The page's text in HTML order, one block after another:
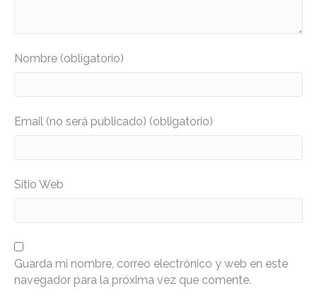
Nombre (obligatorio)
Email (no será publicado) (obligatorio)
Sitio Web
Guarda mi nombre, correo electrónico y web en este
navegador para la próxima vez que comente.